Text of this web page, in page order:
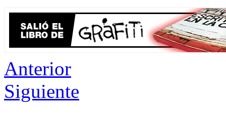
Anterior
Siguiente